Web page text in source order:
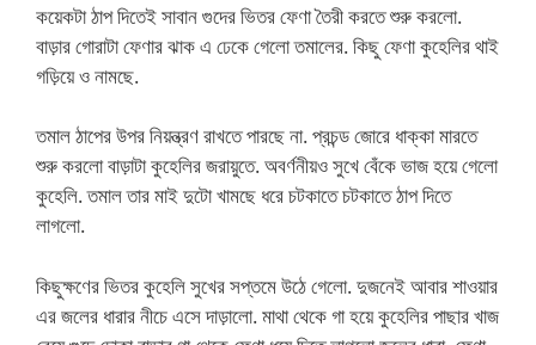
কয়েকটা ঠাপ দিতেই সাবান গুদের ভিতর ফেণা তৈরী করতে শুরু করলো.
বাড়ার গোরাটা ফেণার ঝাক এ ঢেকে গেলো তমালের. কিছু ফেণা কুহেলির থাই
গড়িয়ে ও নামছে.
তমাল ঠাপের উপর নিয়ন্ত্রণ রাখতে পারছে না. প্রচন্ড জোরে ধাক্কা মারতে
শুরু করলো বাড়াটা কুহেলির জরায়ুতে. অবর্ণনীয়ও সুখে বেঁকে ভাজ হয়ে গেলো
কুহেলি. তমাল তার মাই দুটো খামছে ধরে চটকাতে চটকাতে ঠাপ দিতে
লাগলো.
কিছুক্ষণের ভিতর কুহেলি সুখের সপ্তমে উঠে গেলো. দুজনেই আবার শাওয়ার
এর জলের ধারার নীচে এসে দাড়ালো. মাথা থেকে গা হয়ে কুহেলির পাছার খাজ